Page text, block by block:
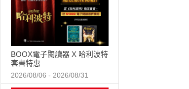
BOOX電子閱讀器 X 哈利波特
套書特惠
2026/08/06 - 2026/08/31